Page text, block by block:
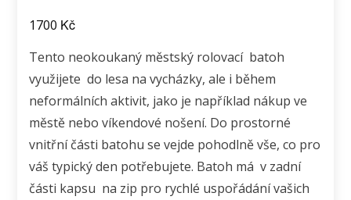
1700 Kč
Tento neokoukaný městský rolovací batoh
využijete do lesa na vycházky, ale i během
neformálních aktivit, jako je například nákup ve
městě nebo víkendové nošení. Do prostorné
vnitřní části batohu se vejde pohodlně vše, co pro
váš typický den potřebujete. Batoh má v zadní
části kapsu na zip pro rychlé uspořádání vašich